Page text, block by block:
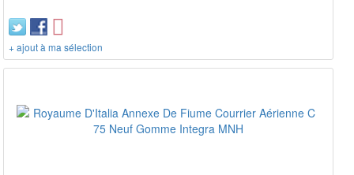
+ ajout à ma sélection